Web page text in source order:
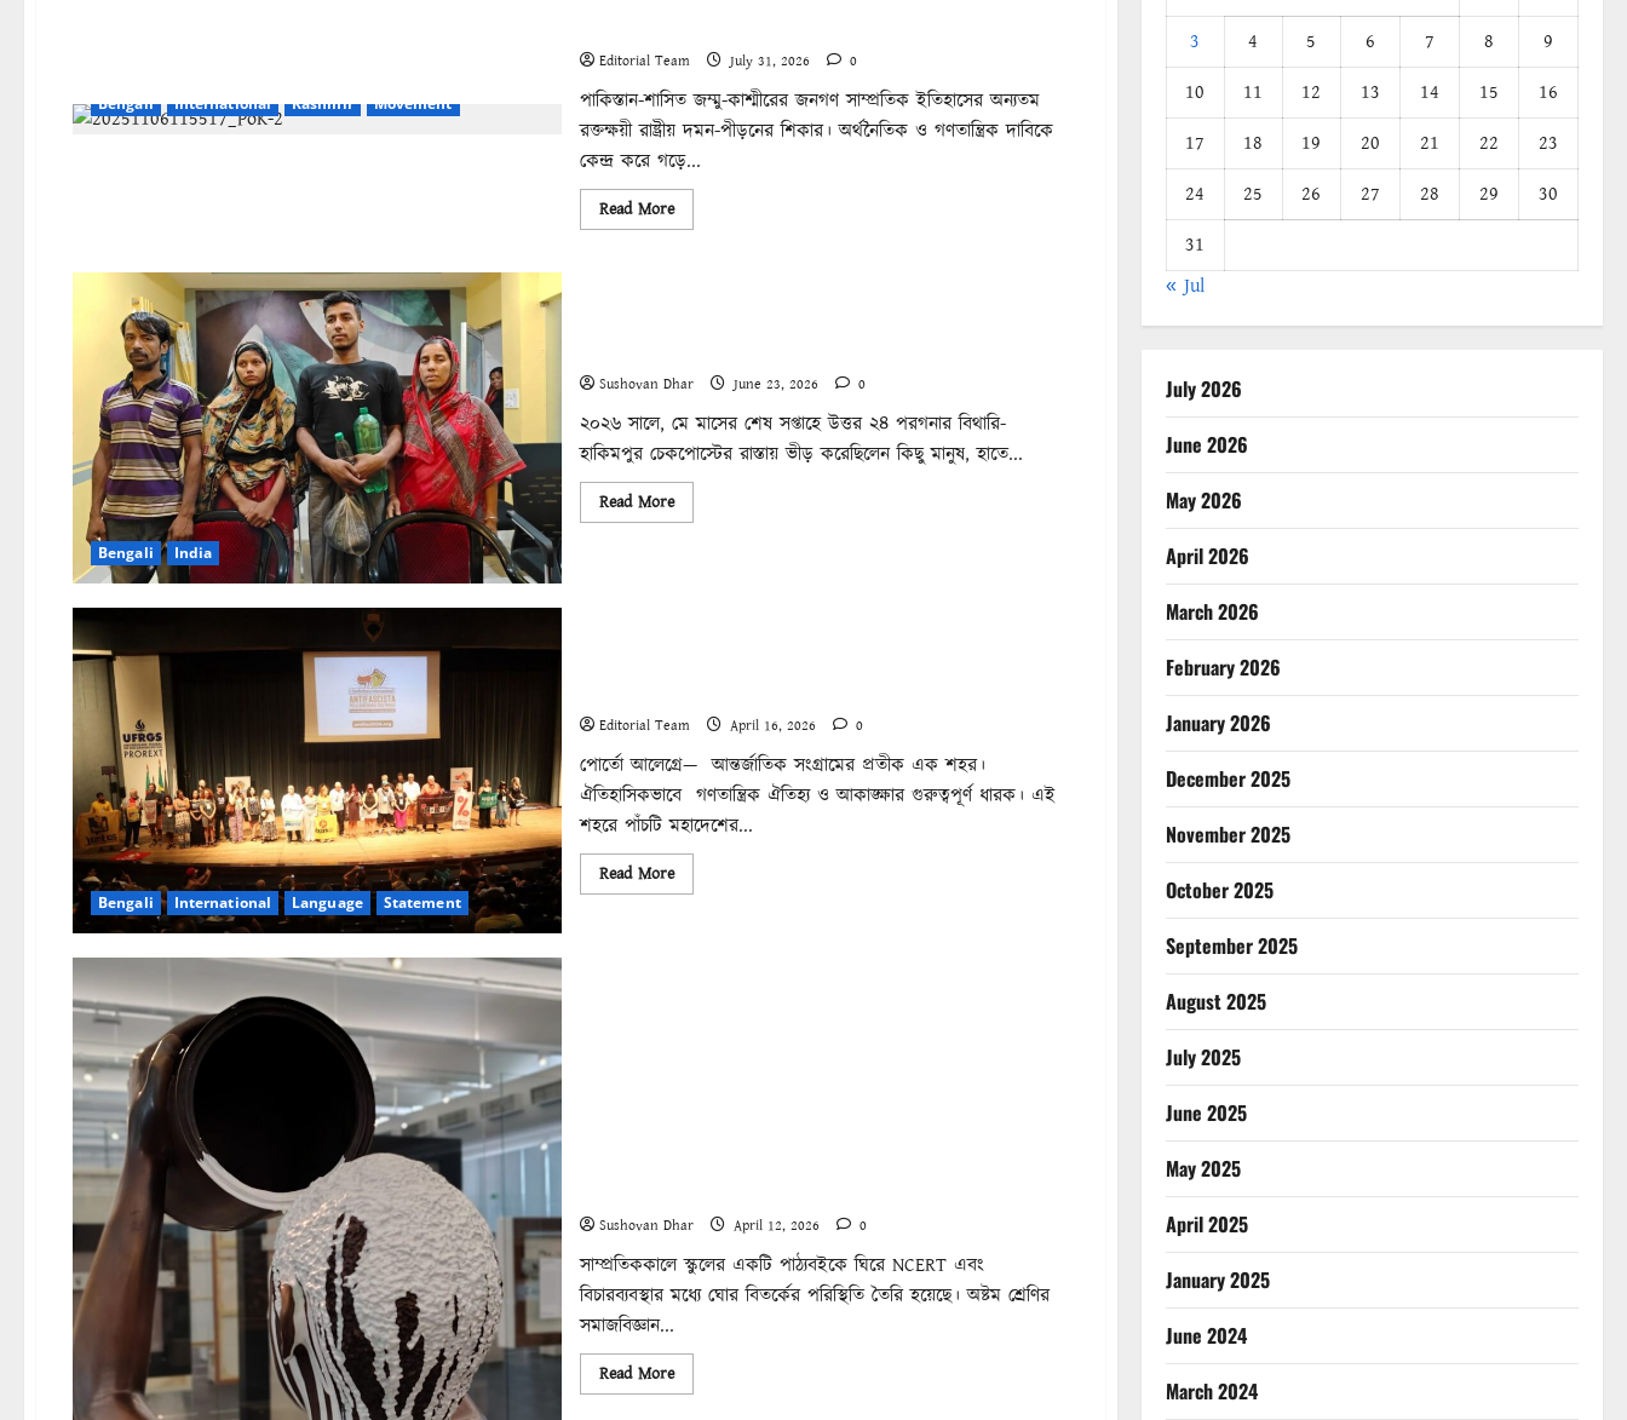
Bengali International Kashmir Movement
Editorial Team July 31, 2026 0
পাকিস্তান-শাসিত জম্মু-কাশ্মীরের জনগণ সাম্প্রতিক ইতিহাসের অন্যতম
রক্তক্ষয়ী রাষ্ট্রীয় দমন-পীড়নের শিকার। অর্থনৈতিক ও গণতান্ত্রিক দাবিকে
কেন্দ্র করে গড়ে...
Read MoreRead
more
Bengali India
Sushovan Dhar June 23, 2026 0
২০২৬ সালে, মে মাসের শেষ সপ্তাহে উত্তর ২৪ পরগনার বিথারি-
হাকিমপুর চেকপোস্টের রাস্তায় ভীড় করেছিলেন কিছু মানুষ, হাতে...
Read MoreRead
more
Bengali International Language Statement
Editorial Team April 16, 2026 0
পোর্তো আলেগ্রে— আন্তর্জাতিক সংগ্রামের প্রতীক এক শহর।
ঐতিহাসিকভাবে গণতান্ত্রিক ঐতিহ্য ও আকাঙ্ক্ষার গুরুত্বপূর্ণ ধারক। এই
শহরে পাঁচটি মহাদেশের...
Read MoreRead
more
Sushovan Dhar April 12, 2026 0
সাম্প্রতিককালে স্কুলের একটি পাঠ্যবইকে ঘিরে NCERT এবং
বিচারব্যবস্থার মধ্যে ঘোর বিতর্কের পরিস্থিতি তৈরি হয়েছে। অষ্টম শ্রেণির
সমাজবিজ্ঞান...
Read MoreRead
more
3
4 5 6 7 8
9
10
11 12 13 14 15
16
17
18 19 20 21 22
23
24
25 26 27 28 29
30
31
« Jul
July 2026
June 2026
May 2026
April 2026
March 2026
February 2026
January 2026
December 2025
November 2025
October 2025
September 2025
August 2025
July 2025
June 2025
May 2025
April 2025
January 2025
June 2024
March 2024